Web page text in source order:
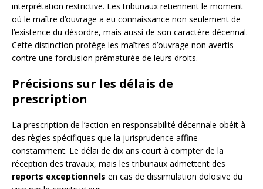
interprétation restrictive. Les tribunaux retiennent le moment
où le maître d’ouvrage a eu connaissance non seulement de
l’existence du désordre, mais aussi de son caractère décennal.
Cette distinction protège les maîtres d’ouvrage non avertis
contre une forclusion prématurée de leurs droits.
Précisions sur les délais de
prescription
La prescription de l’action en responsabilité décennale obéit à
des règles spécifiques que la jurisprudence affine
constamment. Le délai de dix ans court à compter de la
réception des travaux, mais les tribunaux admettent des
reports exceptionnels en cas de dissimulation dolosive du